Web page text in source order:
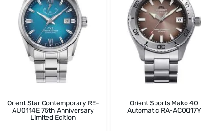
Orient Star Contemporary RE-
AU0114E 75th Anniversary
Limited Edition
Orient Sports Mako 40
Automatic RA-AC0Q17Y